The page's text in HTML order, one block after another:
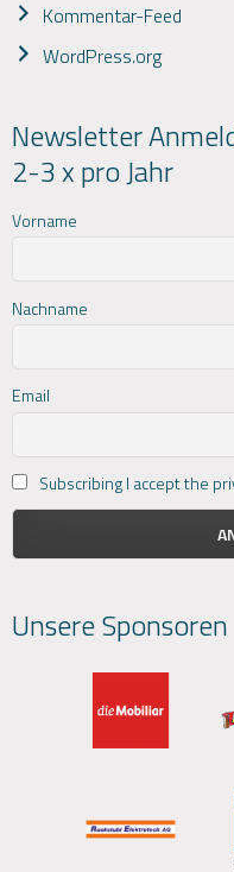
Kommentar-Feed
WordPress.org
Newsletter
2-3 x pro Jahr
Vorname
Nachname
Email
Subscribing I accept the
Unsere Sponsoren